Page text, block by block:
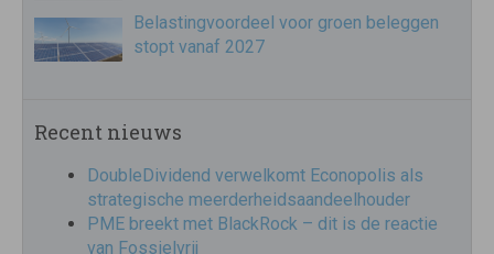
Belastingvoordeel voor groen beleggen
stopt vanaf 2027
Recent nieuws
DoubleDividend verwelkomt Econopolis als
strategische meerderheidsaandeelhouder
PME breekt met BlackRock – dit is de reactie
van Fossielvrij